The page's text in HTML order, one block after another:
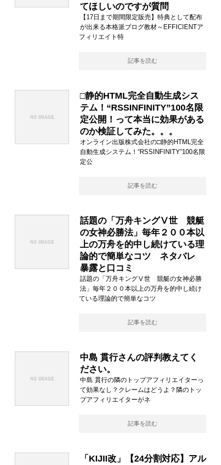
てほしいのですが質問
【17日まで期間限定販売】特典として配布
が出来る本格派ブログ教材～EFFICIENTア
フィリエイト特
記事を読む
□静的HTML完全自動生成シス
テム！“RSSINFINITY”100名限
定公開！って本当に効果がある
のか検証してみた。。。
オンライン出版株式会社の□静的HTML完全
自動生成システム！“RSSINFINITY”100名限
定公
記事を読む
話題の「万舟キングⅤ世 競艇
の女神必勝法」毎年２００本以
上の万舟を的中し続けている理
論的で簡単なコツ ネタバレ
暴露と口コミ
話題の「万舟キングⅤ世 競艇の女神必勝
法」毎年２００本以上の万舟を的中し続け
ている理論的で簡単なコツ
記事を読む
中島 貫行さんの評判教えてく
ださい。
中島 貫行の隣のトップアフィリエイターっ
て効果なし？クレームはどうよ？隣のトッ
プアフィリエイターがネ
記事を読む
「KIJII改」【24分割対応】アル